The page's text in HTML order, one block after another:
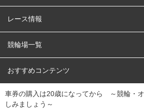
競輪
オートレース
競輪くじ
Dokanto!
レース情報
レース予想
レース結果
キャリーオーバー一覧
競輪場一覧
北日本 函館競輪場
関
東
弥彦競輪場 前橋競輪場 取手競
おすすめコンテンツ
競輪選手情報
車券の購入は20歳になってから ～競輪・
しみましょう～